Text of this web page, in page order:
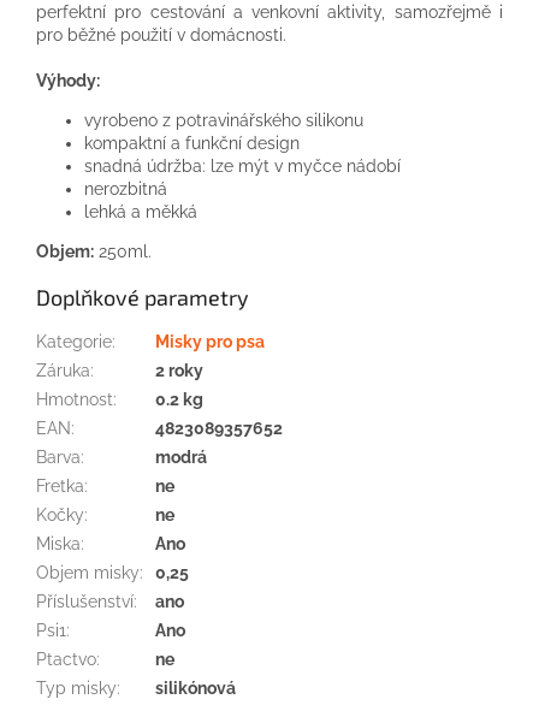
perfektní pro cestování a venkovní aktivity, samozřejmě i
pro běžné použití v domácnosti.
Výhody:
vyrobeno z potravinářského silikonu
kompaktní a funkční design
snadná údržba: lze mýt v myčce nádobí
nerozbitná
lehká a měkká
Objem: 250ml.
Doplňkové parametry
Kategorie:
Misky pro psa
Záruka:
2 roky
Hmotnost:
0.2 kg
EAN:
4823089357652
Barva:
modrá
Fretka:
ne
Kočky:
ne
Miska:
Ano
Objem misky:
0,25
Příslušenství:
ano
Psi1:
Ano
Ptactvo:
ne
Typ misky: silikónová